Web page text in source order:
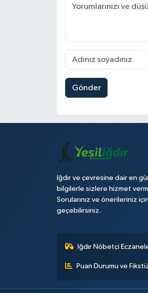
Gönder
Iğdır ve çevresine dair en
bilgilerle sizlere hizmet
Sorularınız ve önerileriniz
geçebilirsiniz.
Iğdır Nöbetçi
Puan Durumu ve